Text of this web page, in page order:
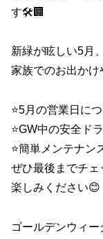
す🛠️🏢
新緑が眩しい5月
家族でのお出かけ
⭐️5月の営業日に
⭐️GW中の安全ド
⭐️簡単メンテナン
ぜひ最後までチ
楽しみください😊
ゴールデンウィ